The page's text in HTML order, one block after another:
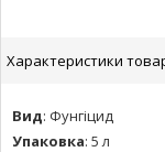
Характеристики
Вид: Фунгіцид
Упаковка: 5 л